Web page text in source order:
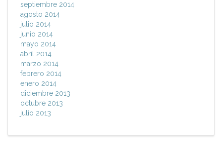
septiembre 2014
agosto 2014
julio 2014
junio 2014
mayo 2014
abril 2014
marzo 2014
febrero 2014
enero 2014
diciembre 2013
octubre 2013
julio 2013